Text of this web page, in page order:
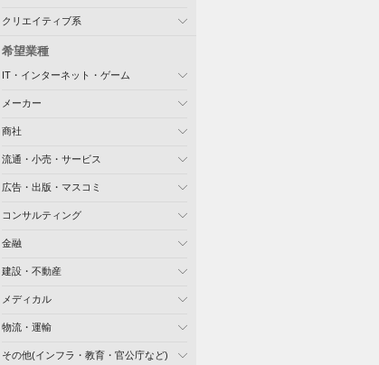
クリエイティブ系
希望業種
IT・インターネット・ゲーム
メーカー
商社
流通・小売・サービス
広告・出版・マスコミ
コンサルティング
金融
建設・不動産
メディカル
物流・運輸
その他(インフラ・教育・官公庁など)